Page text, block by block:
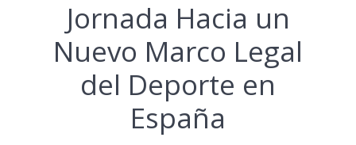
Jornada Hacia un
Nuevo Marco Legal
del Deporte en
España